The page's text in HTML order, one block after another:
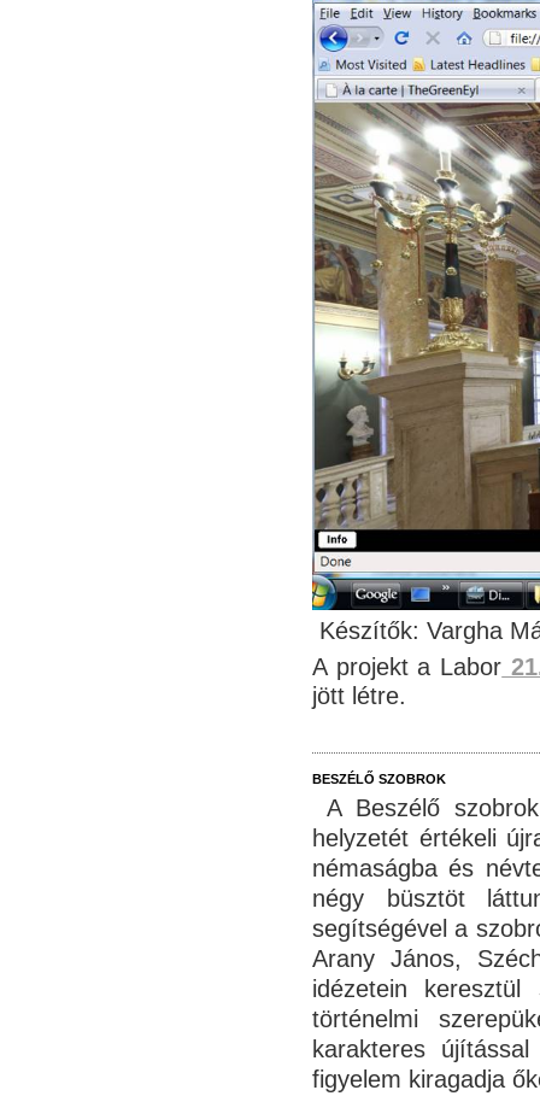
Készítők: Vargha
A projekt a Labor
jött létre.
BESZÉLŐ SZOBROK
A Beszélő
helyzetét értékeli
némaságba és
négy büsztöt
segítségével a
Arany János,
idézetein
történelmi
karakteres
figyelem kiragadja